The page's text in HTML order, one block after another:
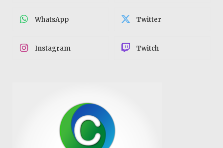
WhatsApp Twitter
Instagram Twitch